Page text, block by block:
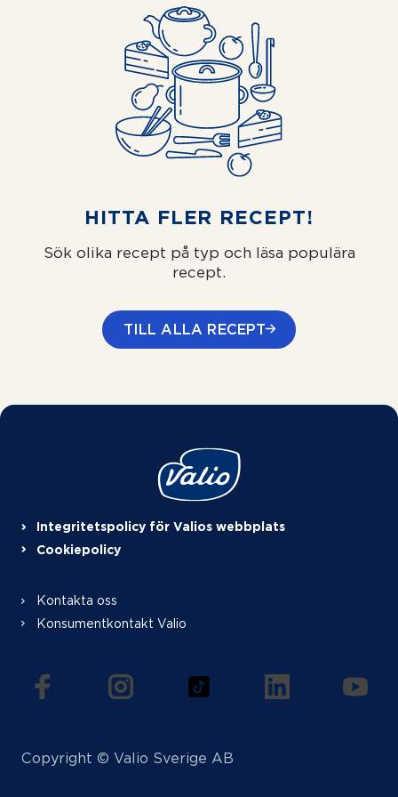
HITTA FLER RECEPT!
Sök olika recept på typ och läsa populära
recept.
TILL ALLA RECEPT
Integritetspolicy för Valios webbplats
Cookiepolicy
Kontakta oss
Konsumentkontakt Valio
(öppnas i en ny flik)(öppnas i en ny flik)(öppnas i en ny flik)
(öppnas i en ny
Copyright © Valio Sverige AB